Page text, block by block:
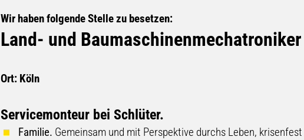
Wir haben folgende Stelle zu besetzen:
Land- und
Ort: Köln
Servicemonteur bei Schlüter.
Familie. Gemeinsam und mit Perspektive durchs Leben,